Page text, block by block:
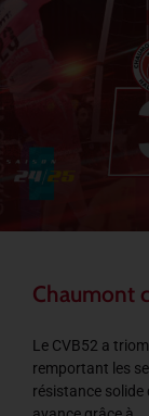
Chaumont
Le CVB52 a
remportant les
résistance